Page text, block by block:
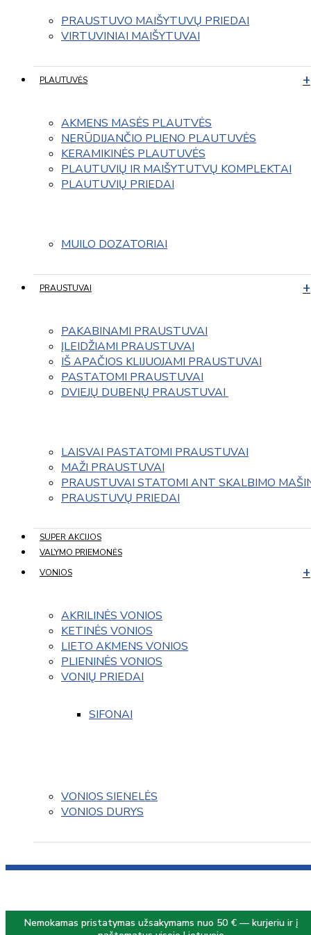
PRAUSTUVO MAIŠYTUVŲ PRIEDAI
VIRTUVINIAI MAIŠYTUVAI
PLAUTUVĖS
AKMENS MASĖS PLAUTVĖS
NERŪDIJANČIO PLIENO PLAUTUVĖS
KERAMIKINĖS PLAUTUVĖS
PLAUTUVIŲ IR MAIŠYTUTVŲ KOMPLEKTAI
PLAUTUVIŲ PRIEDAI
MUILO DOZATORIAI
PRAUSTUVAI
PAKABINAMI PRAUSTUVAI
ĮLEIDŽIAMI PRAUSTUVAI
IŠ APAČIOS KLIJUOJAMI PRAUSTUVAI
PASTATOMI PRAUSTUVAI
DVIEJŲ DUBENŲ PRAUSTUVAI
LAISVAI PASTATOMI PRAUSTUVAI
MAŽI PRAUSTUVAI
PRAUSTUVAI STATOMI ANT SKALBIMO
PRAUSTUVŲ PRIEDAI
SUPER AKCIJOS
VALYMO PRIEMONĖS
VONIOS
AKRILINĖS VONIOS
KETINĖS VONIOS
LIETO AKMENS VONIOS
PLIENINĖS VONIOS
VONIŲ PRIEDAI
SIFONAI
VONIOS SIENELĖS
VONIOS DURYS
Nemokamas pristatymas užsakymams nuo 50 € — kurjeriu ir į